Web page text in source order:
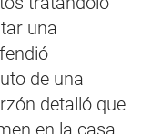
una
de una
detalló que